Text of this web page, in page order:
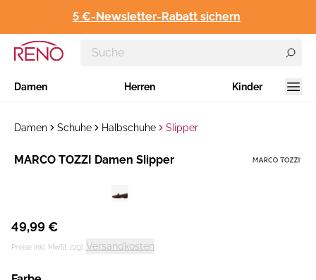
5 €-Newsletter-Rabatt sichern
Damen Herren Kinder
Damen Schuhe Halbschuhe Slipper
Hersteller :
MARCO TOZZI Damen Slipper
49,99 €
Preise inkl. MwSt. zzgl. Versandkosten